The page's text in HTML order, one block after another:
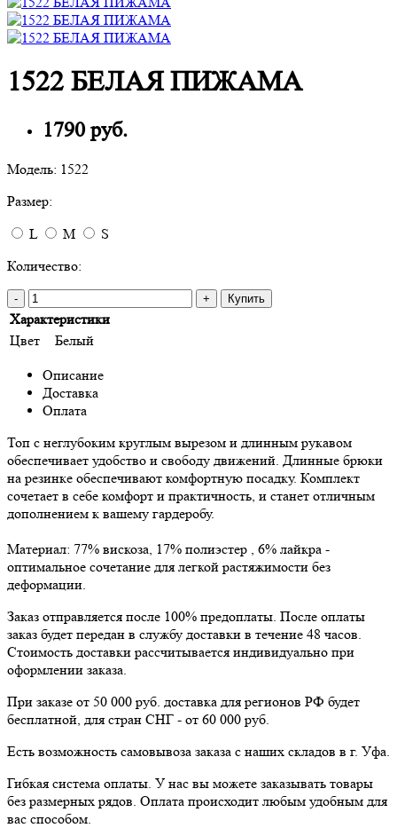
1522 БЕЛАЯ ПИЖАМА
1790 руб.
Модель: 1522
Размер:
L
M
S
Количество:
- + Купить
Характеристики
Цвет
Белый
Описание
Доставка
Оплата
Топ с неглубоким круглым вырезом и длинным рукавом
обеспечивает удобство и свободу движений. Длинные брюки
на резинке обеспечивают комфортную посадку. Комплект
сочетает в себе комфорт и практичность, и станет отличным
дополнением к вашему гардеробу.
Материал: 77% вискоза, 17% полиэстер , 6% лайкра -
оптимальное сочетание для легкой растяжимости без
деформации.
Заказ отправляется после 100% предоплаты. После оплаты
заказ будет передан в службу доставки в течение 48 часов.
Стоимость доставки рассчитывается индивидуально при
оформлении заказа.
При заказе от 50 000 руб. доставка для регионов РФ будет
бесплатной, для стран СНГ - от 60 000 руб.
Есть возможность самовывоза заказа с наших складов в г. Уфа.
Гибкая система оплаты. У нас вы можете заказывать товары
без размерных рядов. Оплата происходит любым удобным для
вас способом.